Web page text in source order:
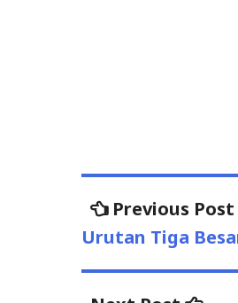
Post
navigation
Previous Post
Urutan Tiga